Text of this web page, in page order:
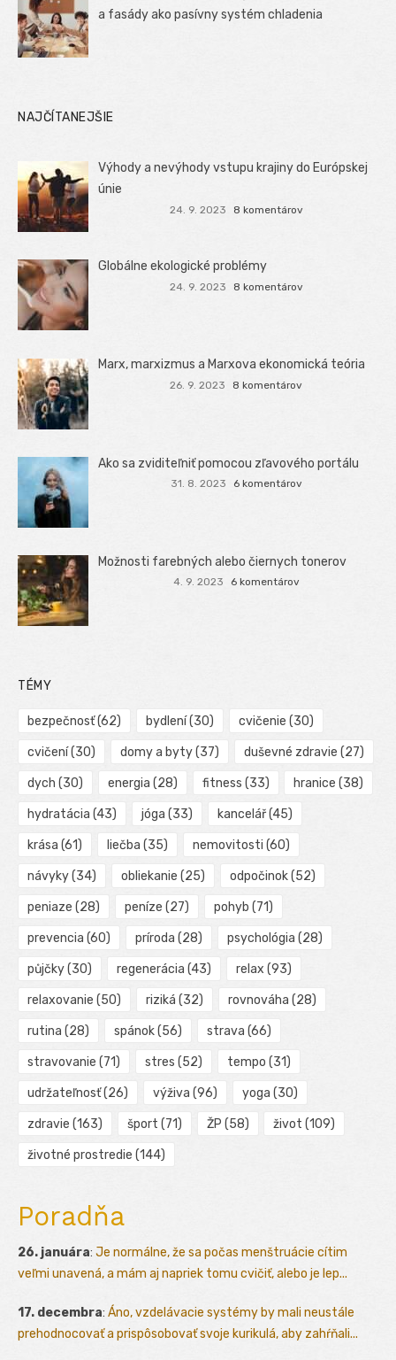
a fasády ako pasívny systém chladenia
NAJČÍTANEJŠIE
Výhody a nevýhody vstupu krajiny do Európskej
únie
24. 9. 2023 8 komentárov
Globálne ekologické problémy
24. 9. 2023 8 komentárov
Marx, marxizmus a Marxova ekonomická teória
26. 9. 2023 8 komentárov
Ako sa zviditeľniť pomocou zľavového portálu
31. 8. 2023 6 komentárov
Možnosti farebných alebo čiernych tonerov
4. 9. 2023 6 komentárov
TÉMY
bezpečnosť(62) bydlení(30) cvičenie (30)
cvičení(30) domy a byty(37) duševné zdravie (27)
dych (30) energia (28) fitness (33) hranice (38)
hydratácia (43) jóga (33) kancelář(45)
krása (61) liečba (35) nemovitosti (60)
návyky(34) obliekanie (25) odpočinok(52)
peniaze (28) peníze (27) pohyb (71)
prevencia (60) príroda (28) psychológia (28)
půjčky(30) regenerácia (43) relax (93)
relaxovanie (50) riziká (32) rovnováha (28)
rutina (28) spánok(56) strava (66)
stravovanie (71) stres (52) tempo (31)
udržateľnosť(26) výživa (96) yoga (30)
zdravie (163) šport (71) ŽP (58) život (109)
životné prostredie (144)
Poradňa
26. januára: Je normálne, že sa počas menštruácie cítim
veľmi unavená, a mám aj napriek tomu cvičiť, alebo je lep...
17. decembra: Áno, vzdelávacie systémy by mali neustále
prehodnocovať a prispôsobovať svoje kurikulá, aby zahŕňali...